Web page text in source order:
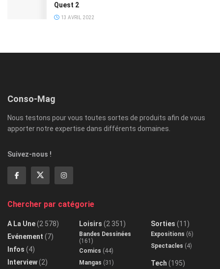
Quest 2
13 AVRIL 2022
Conso-Mag
Nous testons pour vous toutes sortes de produits afin de vous
apporter notre expertise dans différents domaines.
Suivez-nous !
Chercher par catégorie
A La Une(2 578)
Evénement (7)
Infos (4)
Interview(2)
Loisirs (2 351)
Bandes Dessinées
(161)
Comics (44)
Mangas (31)
Sorties (11)
Expositions (6)
Spectacles (4)
Tech (195)